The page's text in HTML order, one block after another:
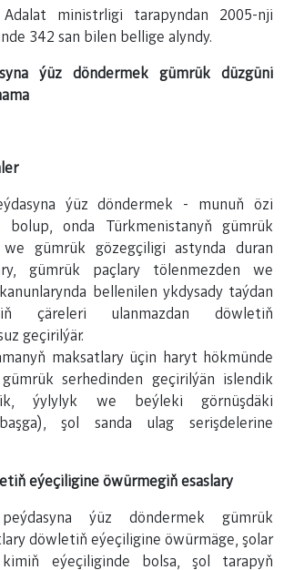
Adalat ministrligi tarapyndan 2005-nji
342 san bilen bellige alyndy.
ýüz döndermek gümrük düzgüni
ýüz döndermek - munuň özi
bolup, onda Türkmenistanyň gümrük
gümrük gözegçiligi astynda duran
gümrük paçlary tölenmezden we
bellenilen ykdysady taýdan
çäreleri ulanmazdan döwletiň
geçirilýär.
maksatlary üçin haryt hökmünde
gümrük serhedinden geçirilýän islendik
ýylylyk we beýleki görnüşdäki
şol sanda ulag serişdelerine
eýeçiligine öwürmegiň esaslary
ýüz döndermek gümrük
döwletiň eýeçiligine öwürmäge, şolar
eýeçiliginde bolsa, şol tarapyň